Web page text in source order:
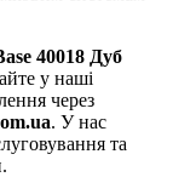
40018 Дуб
у наші
через
.ua. У нас
та